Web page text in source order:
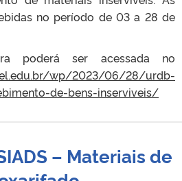
no período de 03 a 28 de
poderá ser acessada no
wp/2023/06/28/urdb-
de-bens-inserviveis/
– Materiais de